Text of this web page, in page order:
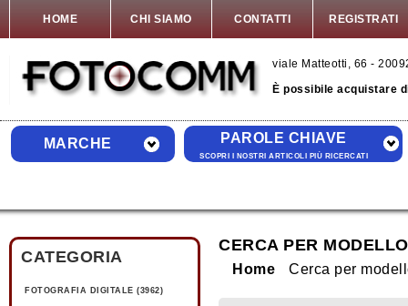
HOME CHI SIAMO CONTATTI REGISTRATI
viale Matteotti, 66 -
È possibile acquistare
MARCHE PAROLE CHIAVE
SCOPRI I NOSTRI ARTICOLI PIÙ RICERCATI
CATEGORIA
FOTOGRAFIA DIGITALE (3962)
CERCA PER
Home Cerca per